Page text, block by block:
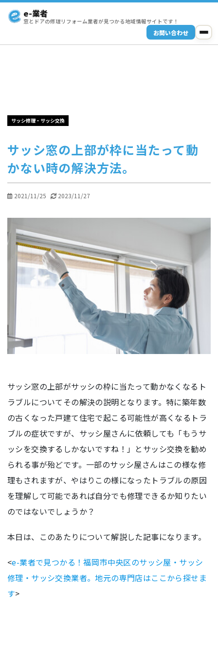
e-業者
窓とドアの修理リフォーム業者が見つかる地域情報サイトです！
お問い合わせ
サッシ修理・サッシ交換
サッシ窓の上部が枠に当たって動
かない時の解決方法。
2021/11/25 2023/11/27
サッシ窓の上部がサッシの枠に当たって動かなくなるト
ラブルについてその解決の説明となります。特に築年数
の古くなった戸建て住宅で起こる可能性が高くなるトラ
ブルの症状ですが、サッシ屋さんに依頼しても「もうサ
ッシを交換するしかないですね！」とサッシ交換を勧め
られる事が殆どです。一部のサッシ屋さんはこの様な修
理もされますが、やはりこの様になったトラブルの原因
を理解して可能であれば自分でも修理できるか知りたい
のではないでしょうか？
本日は、このあたりについて解説した記事になります。
<e-業者で見つかる！福岡市中央区のサッシ屋・サッシ
修理・サッシ交換業者。地元の専門店はここから探せま
す>